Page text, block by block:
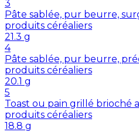
3
Pâte sablée, pur beurre,
produits céréaliers
21.3 g
4
Pâte sablée, pur beurre,
produits céréaliers
20.1 g
5
Toast ou pain grillé brioché
produits céréaliers
18.8 g